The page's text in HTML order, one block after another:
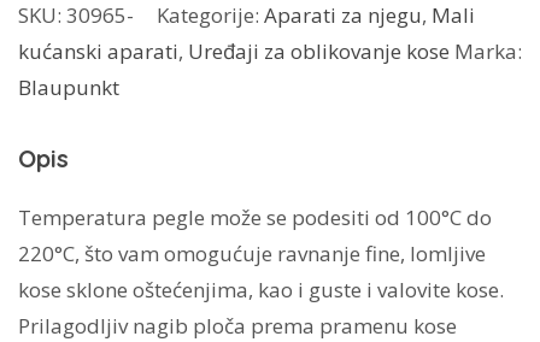
kosu
HSS-
601
SKU: 30965- Kategorije: Aparati za njegu, Mali
kućanski aparati, Uređaji za oblikovanje kose Marka:
Blaupunkt
Opis
Temperatura pegle može se podesiti od 100°C do
220°C, što vam omogućuje ravnanje fine, lomljive
kose sklone oštećenjima, kao i guste i valovite kose.
Prilagodljiv nagib ploča prema pramenu kose